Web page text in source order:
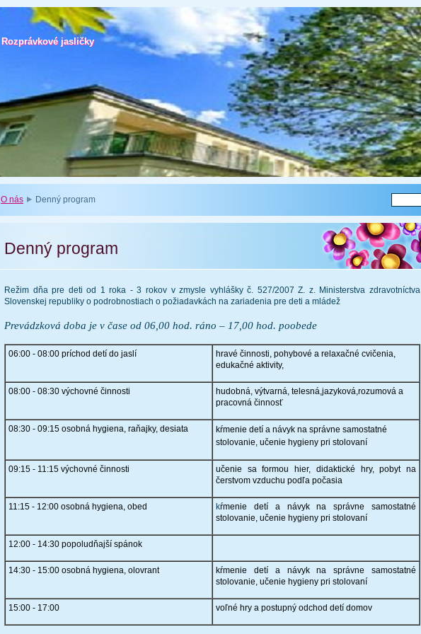
Rozprávkové jasličky
Rozprávkové jasličky
O nás Denný program
Denný program
Režim dňa pre deti od 1 roka - 3 rokov v zmysle vyhlášky č. 527/2007 Z. z. Ministerstva zdravotníctva
Slovenskej republiky o podrobnostiach o požiadavkách na zariadenia pre deti a mládež
Prevádzková doba je v čase od 06,00 hod. ráno – 17,00 hod. poobede
06:00 - 08:00 príchod detí do jaslí
hravé činnosti, pohybové a relaxačné cvičenia,
edukačné aktivity,
08:00 - 08:30 výchovné činnosti
hudobná, výtvarná, telesná,jazyková,rozumová a
pracovná činnosť
08:30 - 09:15 osobná hygiena, raňajky, desiata
kŕmenie detí a návyk na správne samostatné
stolovanie, učenie hygieny pri stolovaní
09:15 - 11:15 výchovné činnosti
učenie sa formou hier, didaktické hry, pobyt na
čerstvom vzduchu podľa počasia
11:15 - 12:00 osobná hygiena, obed kŕmenie detí a návyk na správne samostatné
stolovanie, učenie hygieny pri stolovaní
12:00 - 14:30 popoludňajší spánok
14:30 - 15:00 osobná hygiena, olovrant kŕmenie detí a návyk na správne samostatné
stolovanie, učenie hygieny pri stolovaní
15:00 - 17:00 voľné hry a postupný odchod detí domov